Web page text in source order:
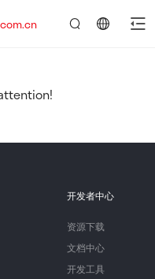
开发者中心
资源下载
文档中心
开发工具